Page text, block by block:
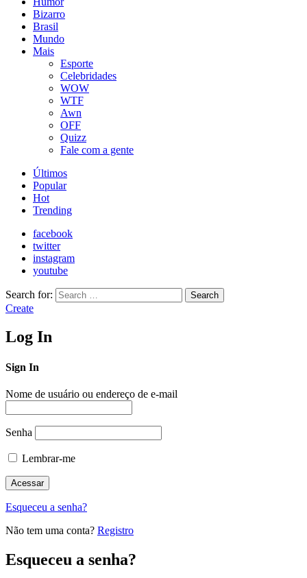
Bizarro
Brasil
Mundo
Mais
Esporte
Celebridades
WOW
WTF
Awn
OFF
Quizz
Fale com a gente
Últimos
Popular
Hot
Trending
facebook
twitter
instagram
youtube
Search for: Search
Create
Log In
Sign In
Nome de usuário ou endereço de e-mail
Senha
Lembrar-me
Esqueceu a senha?
Não tem uma conta? Registro
Esqueceu a senha?